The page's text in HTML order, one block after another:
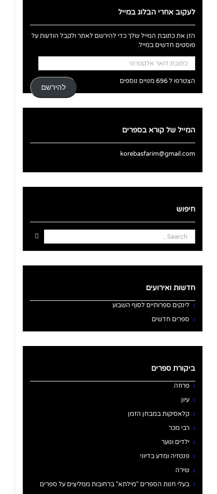
לעקוב אחרי הבלוג במייל
הזן את כתובת המייל שלך כדי להירשם לאתר ולקבל הודעות על
פוסטים חדשים במייל.
כתובת
דואר
אלקטרוני
להירשם
הצטרפו ל 696 מנויים נוספים
המייל של קורא בספרים
korebasfarim@gmail.com
חיפוש
Search
for:
חדשות ואירועים
לינקים ספרותיים לסוף השבוע
ספרים חדשים
ביקורת ספרים
פרוזה
עיון
קלאסיקות במבחן הזמן
רבי מכר
ילדים ונוער
פנטזיה ומדע בדיוני
שירה
בעלי חנות הספרים "מילתא" ברחובות ממליצים על ספרים